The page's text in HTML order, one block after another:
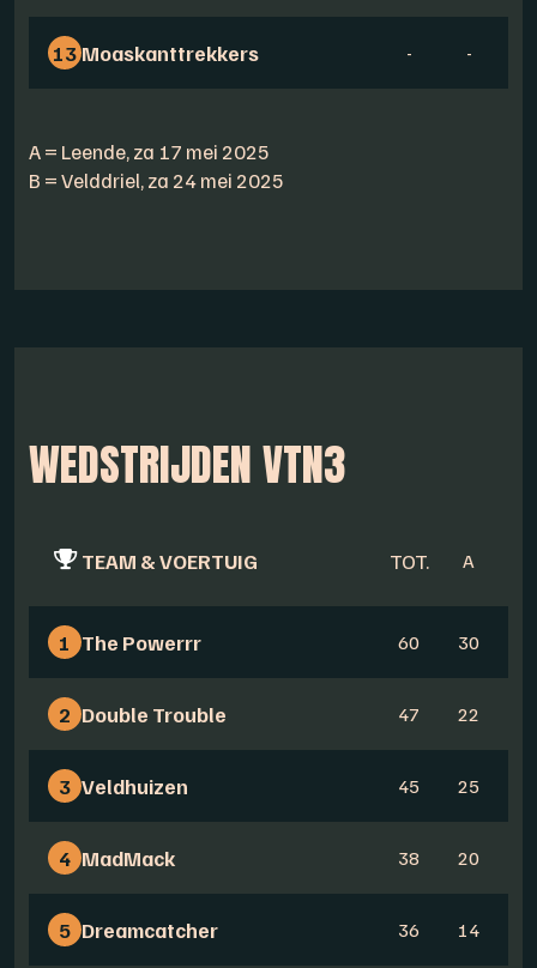
13 Moaskanttrekkers - -
A = Leende, za 17 mei 2025
B = Velddriel, za 24 mei 2025
WEDSTRIJDEN VTN3
TEAM & VOERTUIG TOT. A
1 The Powerrr 60 30
2 Double Trouble 47 22
3 Veldhuizen 45 25
4 MadMack 38 20
5 Dreamcatcher 36 14